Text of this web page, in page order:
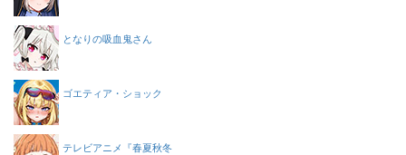
となりの吸血鬼さん
ゴエティア・ショック
テレビアニメ『春夏秋冬